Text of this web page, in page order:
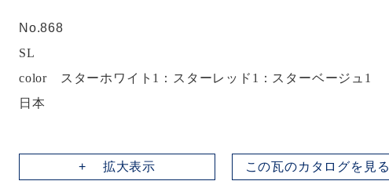
No.868
SL
color スターホワイト1：スターレッド1：スターベージュ1
日本
拡大表示 この瓦のカタログを見る